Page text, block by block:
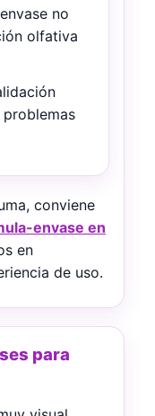
no
olfativa
conviene
envase en
en
de uso.
para